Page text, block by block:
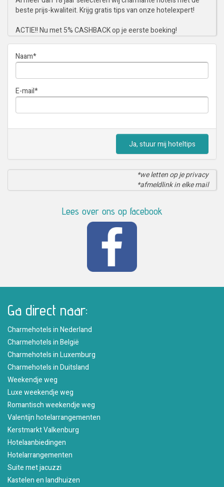
beste prijs-kwaliteit. Krijg gratis tips van onze hotelexpert!
ACTIE!! Nu met 5% CASHBACK op je eerste boeking!
Naam*
E-mail*
Ja, stuur mij hoteltips
*we letten op je privacy
*afmeldlink in elke mail
Lees over ons op facebook
Ga direct naar:
Charmehotels in Nederland
Charmehotels in België
Charmehotels in Luxemburg
Charmehotels in Duitsland
Weekendje weg
Luxe weekendje weg
Romantisch weekendje weg
Valentijn hotelarrangementen
Kerstmarkt Valkenburg
Hotelaanbiedingen
Hotelarrangementen
Suite met jacuzzi
Kastelen en landhuizen